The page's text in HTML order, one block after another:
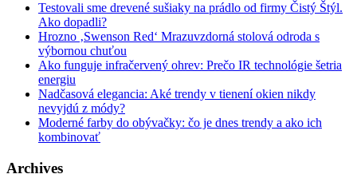
Testovali sme drevené sušiaky na prádlo od firmy Čistý Štýl.
Ako dopadli?
Hrozno ‚Swenson Red‘ Mrazuvzdorná stolová odroda s
výbornou chuťou
Ako funguje infračervený ohrev: Prečo IR technológie šetria
energiu
Nadčasová elegancia: Aké trendy v tienení okien nikdy
nevyjdú z módy?
Moderné farby do obývačky: čo je dnes trendy a ako ich
kombinovať
Archives